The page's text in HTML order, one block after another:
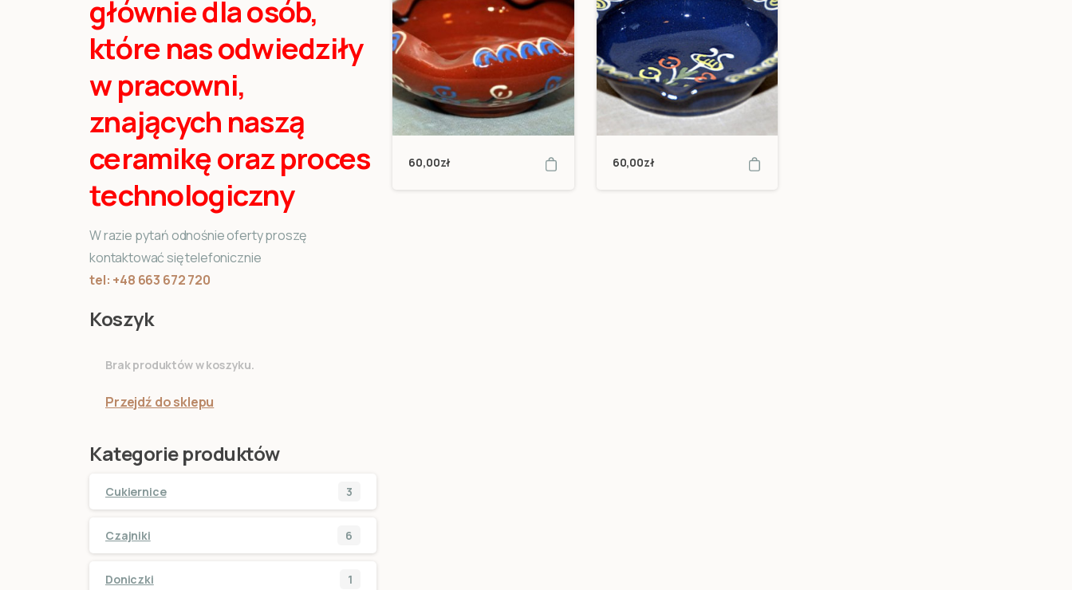
60,00zł 60,00zł
głównie dla osób,
które nas odwiedziły
w pracowni,
znających naszą
ceramikę oraz proces
technologiczny
W razie pytań odnośnie oferty proszę
kontaktować się telefonicznie
tel: +48 663 672 720
Koszyk
Brak produktów w koszyku.
Przejdź do sklepu
Kategorie produktów
Cukiernice 3
Czajniki 6
Doniczki 1